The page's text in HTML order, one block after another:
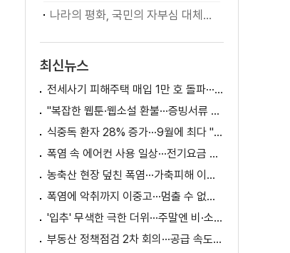
나라의 평화, 국민의 자부심 대체불가 대한민국 이재명 대통령 모두말씀
최신뉴스
전세사기 피해주택 매입 1만 호 돌파···피해 지원 속도
"복잡한 웹툰·웹소설 환불···증빙서류 요구까지"
식중독 환자 28% 증가···9월에 최다 "입추 방심 금물"
폭염 속 에어컨 사용 일상···전기요금 줄이려면?
농축산 현장 덮친 폭염···가축피해 이틀 새 28만 마리↑
폭염에 악취까지 이중고···멈출 수 없는 필수노동
'입추' 무색한 극한 더위···주말엔 비·소나기
부동산 정책점검 2차 회의···공급 속도전 본격화하나